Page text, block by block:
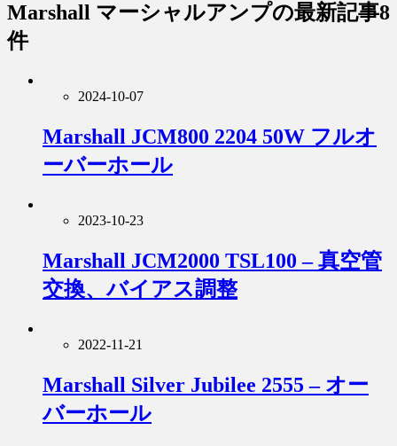
Marshall マーシャルアンプの最新記事8
件
2024-10-07
Marshall JCM800 2204 50W フルオ
ーバーホール
2023-10-23
Marshall JCM2000 TSL100 – 真空管
交換、バイアス調整
2022-11-21
Marshall Silver Jubilee 2555 – オー
バーホール